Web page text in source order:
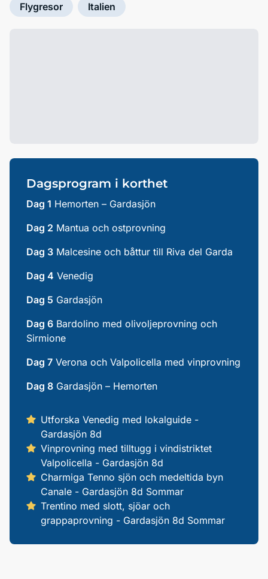
Flygresor Italien
Dagsprogram i korthet
Dag 1 Hemorten – Gardasjön
Dag 2 Mantua och ostprovning
Dag 3 Malcesine och båttur till Riva del Garda
Dag 4 Venedig
Dag 5 Gardasjön
Dag 6 Bardolino med olivoljeprovning och
Sirmione
Dag 7 Verona och Valpolicella med vinprovning
Dag 8 Gardasjön – Hemorten
Utforska Venedig med lokalguide -
Gardasjön 8d
Vinprovning med tilltugg i vindistriktet
Valpolicella - Gardasjön 8d
Charmiga Tenno sjön och medeltida byn
Canale - Gardasjön 8d Sommar
Trentino med slott, sjöar och
grappaprovning - Gardasjön 8d Sommar